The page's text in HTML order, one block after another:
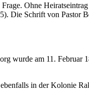
Ohne
Die Schrift von Pastor
wurde am 11. Februar
in der Kolonie